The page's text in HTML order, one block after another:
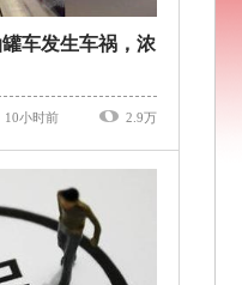
车发生车祸，浓
10小时前 2.9万